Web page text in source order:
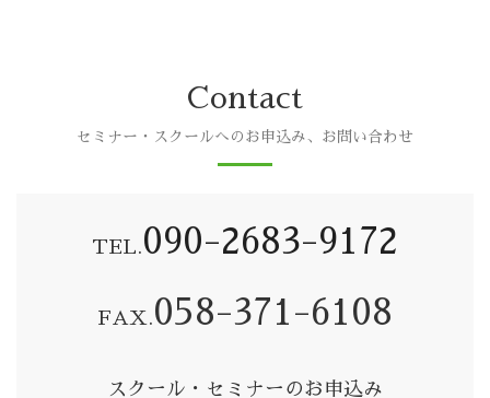
Contact
セミナー・スクールへのお申込み、お問い合わせ
TEL. 090-2683-9172
FAX. 058-371-6108
スクール・セミナーのお申込み